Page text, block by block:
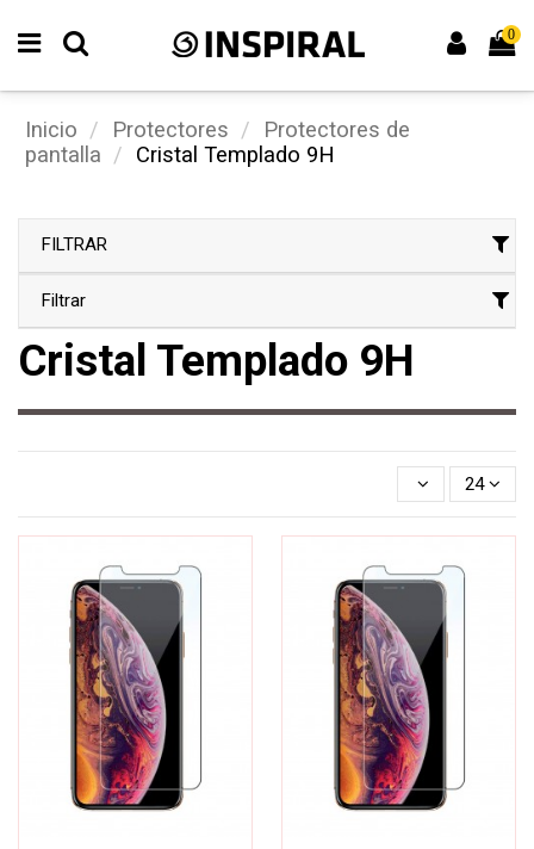
0
Inicio Protectores
Protectores de
pantalla
Cristal Templado 9H
Cristal Templado 9H
24
FILTRAR
Filtrar